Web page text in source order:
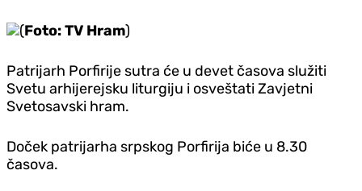
(Foto: TV Hram)
Patrijarh Porfirije sutra će u devet časova služiti
Svetu arhijerejsku liturgiju i osveštati Zavjetni
Svetosavski hram.
Doček patrijarha srpskog Porfirija biće u 8.30
časova.